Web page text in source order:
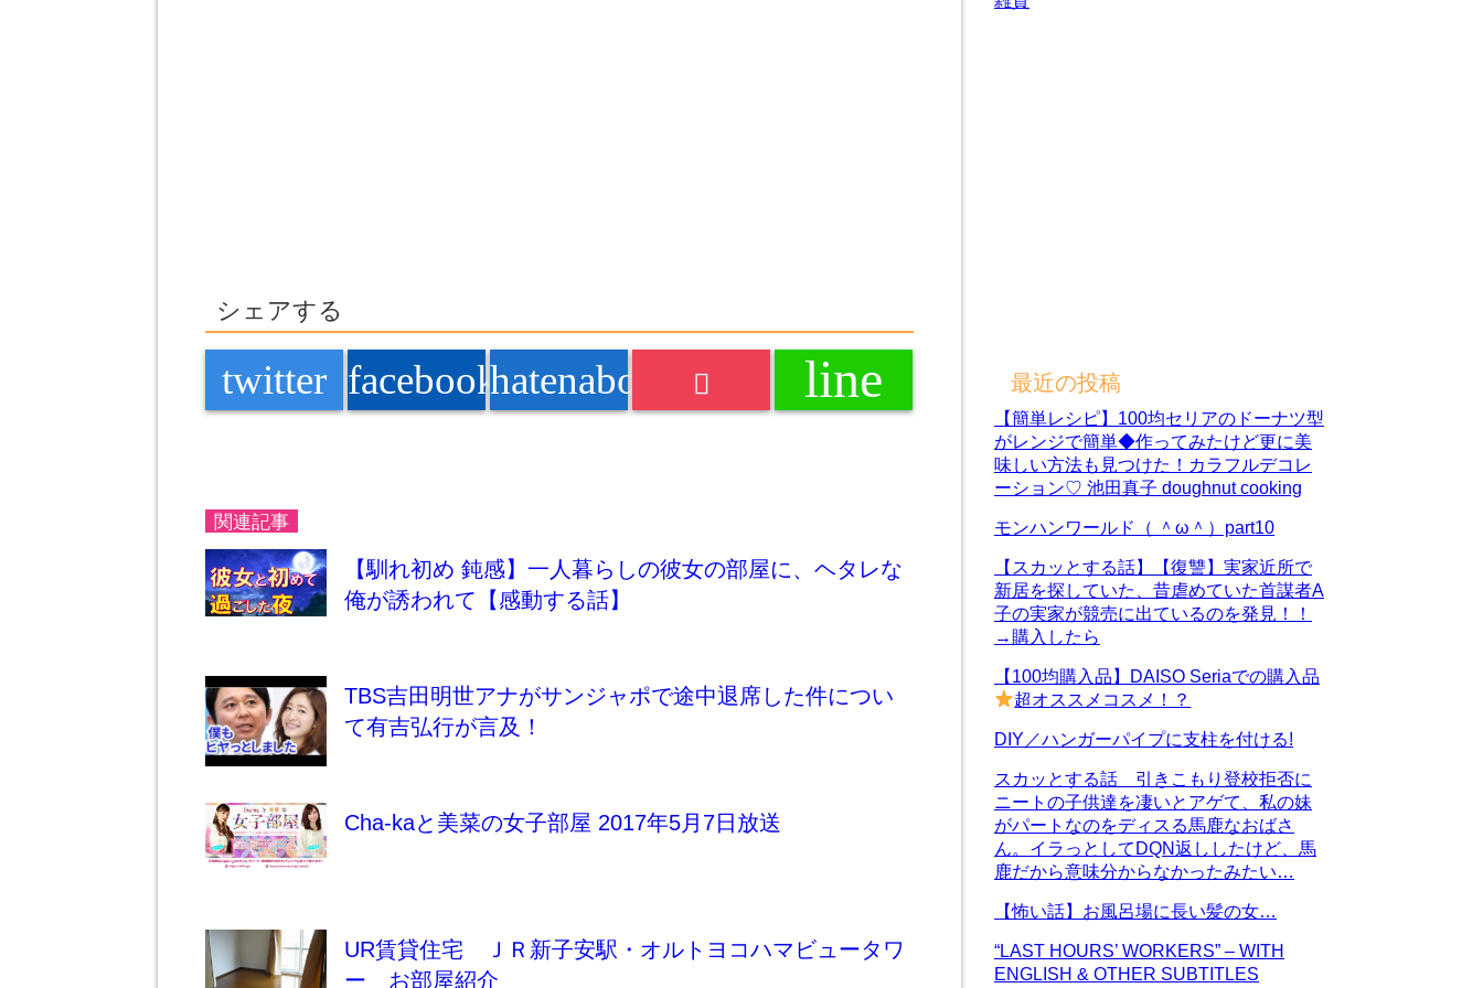
シェアする
twitter facebookhatenabookmark line
関連記事
【馴れ初め 鈍感】一人暮らしの彼女の部屋に、ヘタレな
俺が誘われて【感動する話】
TBS吉田明世アナがサンジャポで途中退席した件につい
て有吉弘行が言及！
Cha-kaと美菜の女子部屋 2017年5月7日放送
UR賃貸住宅 ＪＲ新子安駅・オルトヨコハマビュータワ
ー お部屋紹介
最近の投稿
【簡単レシピ】100均セリアのドーナツ型
がレンジで簡単◆作ってみたけど更に美
味しい方法も見つけた！カラフルデコレ
ーション♡ 池田真子 doughnut cooking
モンハンワールド（ ＾ω＾）part10
【スカッとする話】【復讐】実家近所で
新居を探していた、昔虐めていた首謀者A
子の実家が競売に出ているのを発見！！
→購入したら
【100均購入品】DAISO Seriaでの購入品
超オススメコスメ！？
DIY／ハンガーパイプに支柱を付ける!
スカッとする話 引きこもり登校拒否に
ニートの子供達を凄いとアゲて、私の妹
がパートなのをディスる馬鹿なおばさ
ん。イラっとしてDQN返ししたけど、馬
鹿だから意味分からなかったみたい…
【怖い話】お風呂場に長い髪の女…
“LAST HOURS’ WORKERS” – WITH
ENGLISH & OTHER SUBTITLES